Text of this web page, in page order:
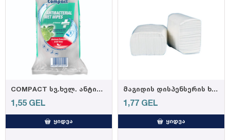
COMPACT სვ.ხელ. ანტიბაქტერიული 15 ც
1,55 GEL
ᲧᲘᲓᲕᲐ
მაგიდის დისპენსერის ხელსახოცი 200ც, X1040, (20)
1,77 GEL
ᲧᲘᲓᲕᲐ